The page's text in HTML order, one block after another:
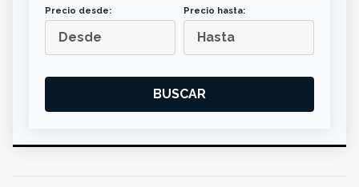
Precio desde: Precio hasta:
BUSCAR